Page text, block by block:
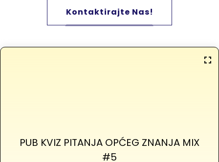
Kontaktirajte Nas!
PUB KVIZ PITANJA OPĆEG ZNANJA MIX
#5